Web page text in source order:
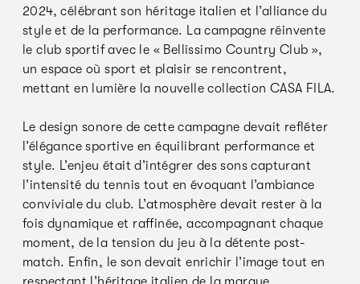
2024, célébrant son héritage italien et l’alliance du
style et de la performance. La campagne réinvente
le club sportif avec le « Bellissimo Country Club »,
un espace où sport et plaisir se rencontrent,
mettant en lumière la nouvelle collection CASA FILA.
Le design sonore de cette campagne devait refléter
l’élégance sportive en équilibrant performance et
style. L’enjeu était d’intégrer des sons capturant
l’intensité du tennis tout en évoquant l’ambiance
conviviale du club. L’atmosphère devait rester à la
fois dynamique et raffinée, accompagnant chaque
moment, de la tension du jeu à la détente post-
match. Enfin, le son devait enrichir l’image tout en